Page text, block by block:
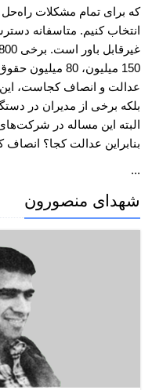
که برای تمام مشکلات راه‌حل
انتخاب کنیم. متاسفانه
150 میلیون، 80
عدالت و انصاف کجاست،
بلکه برخی از مدیران در
البته این مساله در
بنابراین عدالت کجا؟
...
شهدای منصورون